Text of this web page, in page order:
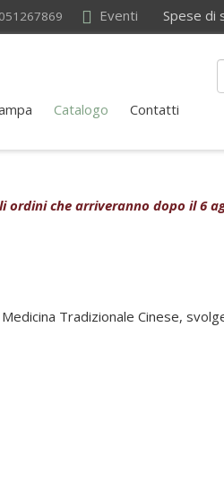
Eventi Spese di
Catalogo Contatti
ordini che arriveranno dopo il 6
Tradizionale Cinese,